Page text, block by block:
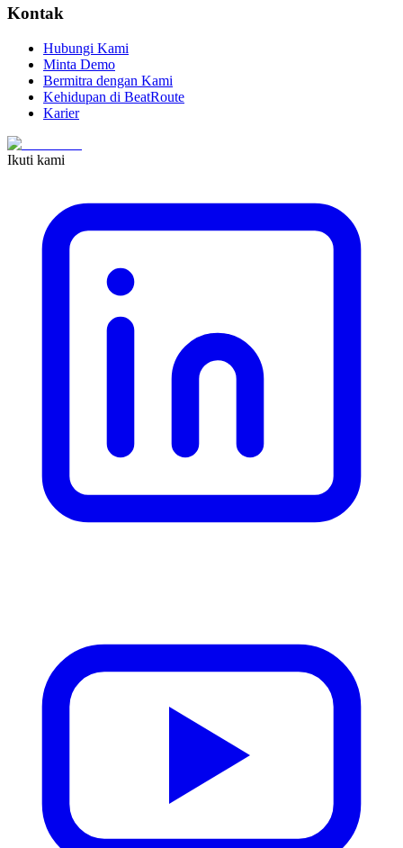
Kontak
Hubungi Kami
Minta Demo
Bermitra dengan Kami
Kehidupan di BeatRoute
Karier
Ikuti kami